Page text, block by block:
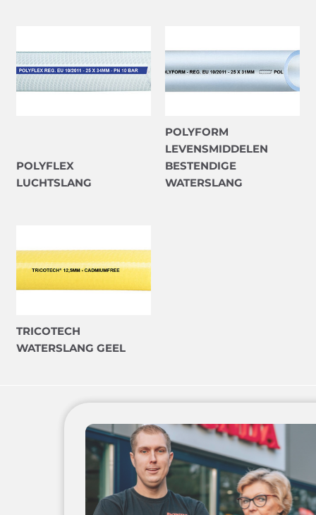
POLYFLEX
LUCHTSLANG
POLYFORM
LEVENSMIDDELEN
BESTENDIGE
WATERSLANG
TRICOTECH
WATERSLANG GEEL